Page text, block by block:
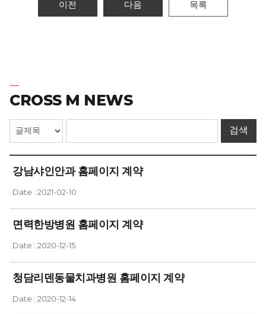
이전 다음 목록
CROSS M NEWS
강남샤인안과 홈페이지 계약
Date : 2021-02-10
면력한방병원 홈페이지 계약
Date : 2020-12-15
청담리덴동물치과병원 홈페이지 계약
Date : 2020-12-14